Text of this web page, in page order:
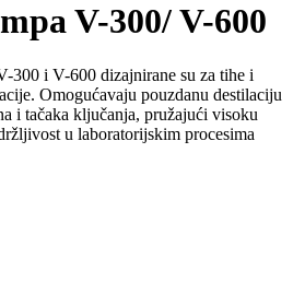
V-300/ V-600
300 i V-600 dizajnirane su za tihe i
Omogućavaju pouzdanu destilaciju
i tačaka ključanja, pružajući visoku
u laboratorijskim procesima